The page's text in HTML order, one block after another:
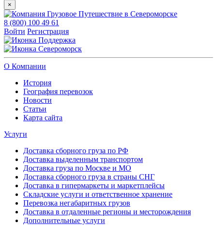
×
8 (800) 100 49 61
Войти Регистрация
Поддержка
Североморск
О Компании
История
География перевозок
Новости
Статьи
Карта сайта
Услуги
Доставка сборного груза по РФ
Доставка выделенным транспортом
Доставка груза по Москве и МО
Доставка сборного груза в страны СНГ
Доставка в гипермаркеты и маркетплейсы
Складские услуги и ответственное хранение
Перевозка негабаритных грузов
Доставка в отдаленные регионы и месторождения
Дополнительные услуги